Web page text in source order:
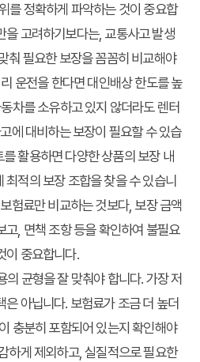
를 정확하게 파악하는 것이 중요합
을 고려하기보다는, 교통사고 발생
춰 필요한 보장을 꼼꼼히 비교해야
운전을 한다면 대인배상 한도를 높
차를 소유하고 있지 않더라도 렌터
에 대비하는 보장이 필요할 수 있습
활용하면 다양한 상품의 보장 내
적의 보장 조합을 찾을 수 있습니
험료만 비교하는 것보다, 보장 금액
고, 면책 조항 등을 확인하여 불필요
이 중요합니다.
균형을 잘 맞춰야 합니다. 가장 저
아닙니다. 보험료가 조금 더 높더
충분히 포함되어 있는지 확인해야
하게 제외하고, 실질적으로 필요한